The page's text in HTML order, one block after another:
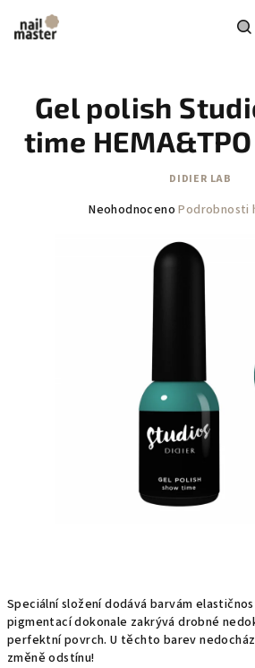
obsah
Speciální složení dodává barvám
pigmentací dokonale zakrývá drobné
perfektní povrch. U těchto barev
změně odstínu!
Gel polish
time
DIDIER LAB
Průměrné
Neohodnoceno Podrobnosti